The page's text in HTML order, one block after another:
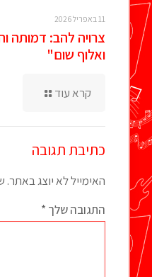
11 באפריל 2026
צרויה להב: דמותה
ואלוף שום"
קרא עוד
כתיבת תגובה
האימייל לא יוצג באתר.
התגובה שלך *